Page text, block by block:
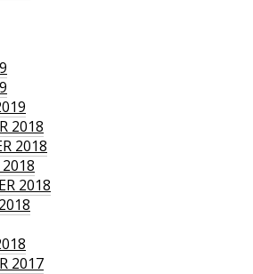
2018
2018
2018
2017